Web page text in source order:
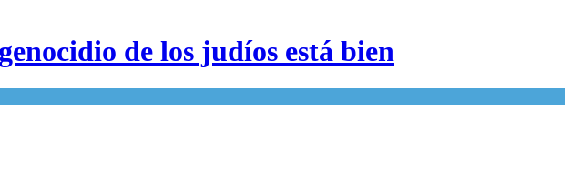
de los judíos está bien